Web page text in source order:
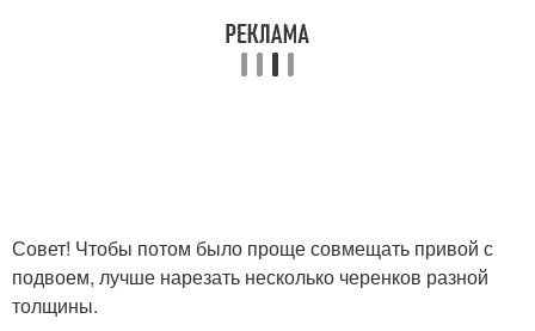
Совет! Чтобы потом было проще совмещать привой с
подвоем, лучше нарезать несколько черенков разной
толщины.